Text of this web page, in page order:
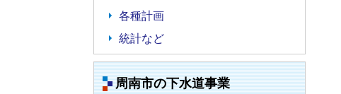
各種計画
統計など
周南市の下水道事業